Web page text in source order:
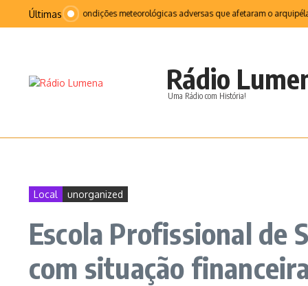
Ir para o conteúdo
Últimas
sequência das condições meteorológicas adversas que afetaram o
Rádio
Uma Rádio com História!
Local unorganized
Escola Profissional de
com situação